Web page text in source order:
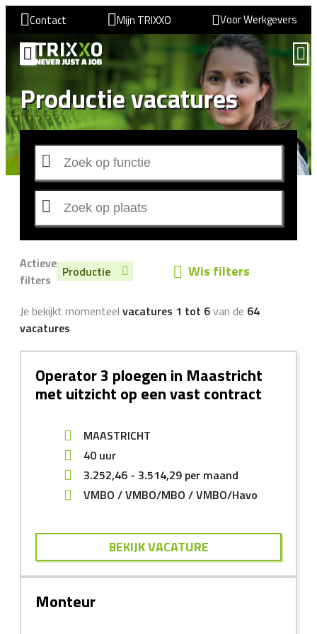
Contact Mijn TRIXXO Voor Werkgevers
Productie vacatures
Actieve
filters
Productie Wis filters
Je bekijkt momenteel vacatures 1 tot 6van de 64
vacatures
Operator 3 ploegen in Maastricht
met uitzicht op een vast contract
MAASTRICHT
40 uur
3.252,46 - 3.514,29 per maand
VMBO
VMBO/MBO VMBO/Havo
BEKIJK VACATURE
Monteur